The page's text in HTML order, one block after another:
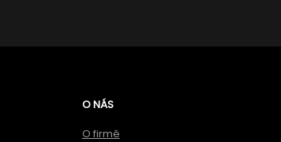
O NÁS
O firmě